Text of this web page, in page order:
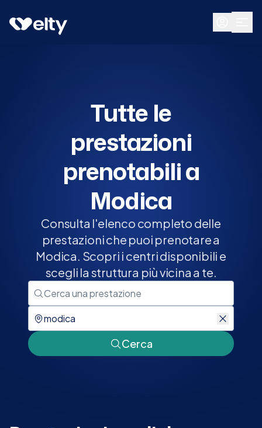
Prenota visita
Tutte le
prestazioni
prenotabili a
Modica
Consulta l'elenco completo delle
prestazioni che puoi prenotare a
Modica. Scopri i centri disponibili e
scegli la struttura più vicina a te.
Cerca